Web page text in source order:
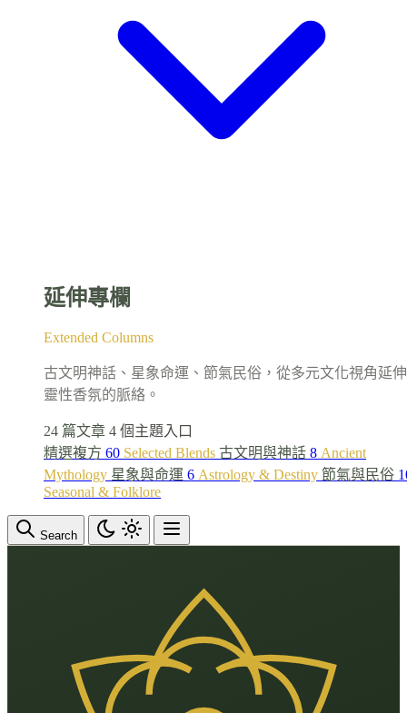
延伸專欄
Extended Columns
古文明神話、星象命運、節氣民俗，從多元文化視角延伸
靈性香氛的脈絡。
24 篇文章 4 個主題入口
精選複方 60 Selected Blends 古文明與神話 8 Ancient
Mythology 星象與命運 6 Astrology & Destiny 節氣與民俗
Seasonal & Folklore
Search